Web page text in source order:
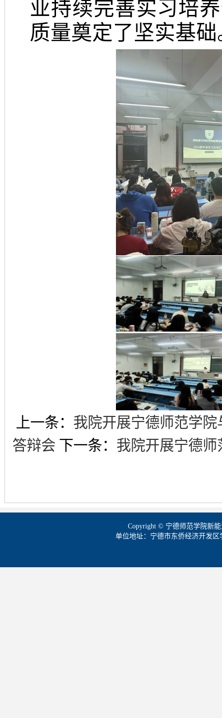
业持续完善实习培
质量奠定了坚实基础
上一条： 我院开展宁德师范学
答辩会 下一条： 我院开展宁德
Copyright © 宁德师范学院新
单位地址：宁德市东侨经济开发